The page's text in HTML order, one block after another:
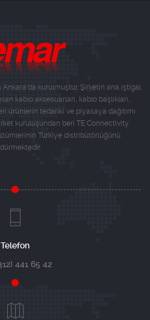
Ankara'da kurulmuştur. Şirketin ana iştigal
kablo aksesuarları, kablo başlıkları,
ürünlerin tedariki ve piyasaya dağıtımı
kuruluşundan beri TE Connectivity
Türkiye distribütörlüğünü
Telefon
441 65 42